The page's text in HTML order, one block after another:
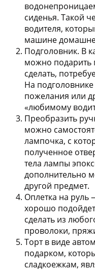
сиденья. Такой
водителя,
машине
Подголовник. В
можно подарить
сделать,
На
пожелания или
«любимому
Преобразить
можно
лампочка, с
полученное
тела лампы
дополнительно
другой предмет.
Оплетка на руль
хорошо
сделать из
проволоки,
Торт в виде
подарком,
сладкоежкам,